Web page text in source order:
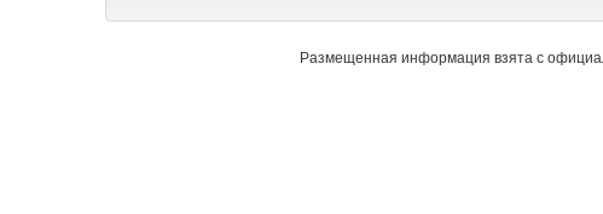
Размещенная информация взята с